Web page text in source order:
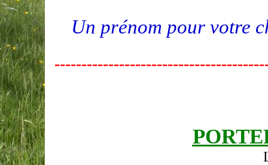
Un prénom pour votre